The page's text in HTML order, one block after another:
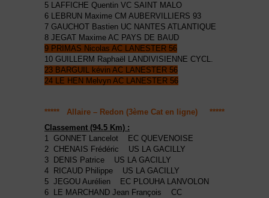
5 LAFFICHE Quentin VC SAINT MALO
6 LEBRUN Maxime CM AUBERVILLIERS 93
7 GAUCHOT Bastien UC NANTES ATLANTIQUE
8 JEGAT Maxime AC PAYS DE BAUD
9 PRIMAS Nicolas AC LANESTER 56
10 GUILLERM Raphaël LANDIVISIENNE CYCL.
23 BARGUIL kévin AC LANESTER 56
24 LE HEN Melvyn AC LANESTER 56
***** Allaire – Redon (3ème Cat en ligne) *****
Classement (94.5 Km) :
1 GONNET Lancelot EC QUEVENOISE
2 CHENAIS Frédéric US LA GACILLY
3 DENIS Patrice US LA GACILLY
4 RICAUD Philippe US LA GACILLY
5 JEGOU Aurélien EC PLOUHA LANVOLON
6 LE MARCHAND Jean François CC